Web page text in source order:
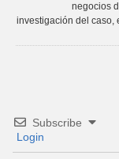
negocios
investigación del caso,
Subscribe
Login